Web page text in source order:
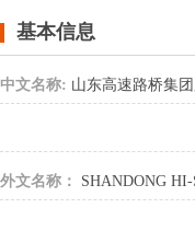
基本信息
中文名称: 山东高速路桥集
外文名称： SHANDONG